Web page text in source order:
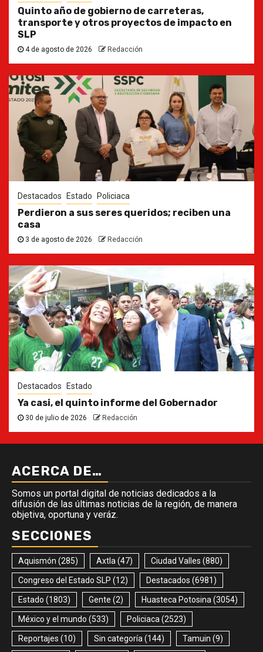
Quinto año de gobierno de carreteras,
transporte y otros proyectos de impacto en
SLP
4 de agosto de 2026 Redacción
Destacados Estado Policiaca
Perdieron a sus seres queridos; reciben una
casa
3 de agosto de 2026 Redacción
Destacados Estado
Ya casi, el quinto informe del Gobernador
30 de julio de 2026 Redacción
ACERCA DE…
Somos un portal digital de noticias dedicados a la
difusión de las últimas noticias de la región, de manera
objetiva, oportuna y veráz.
SECCIONES
Aquismón (285) Axtla(47) Ciudad Valles (880)
Congreso del Estado SLP (12) Destacados (6981)
Estado (1803) Gente (2) Huasteca Potosina(3054)
México y el mundo (533) Policiaca(2523)
Reportajes (10) Sin categoría(144) Tamuin (9)